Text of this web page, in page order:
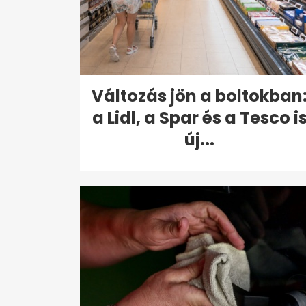
Változás jön a boltokban:
a Lidl, a Spar és a Tesco is
új...